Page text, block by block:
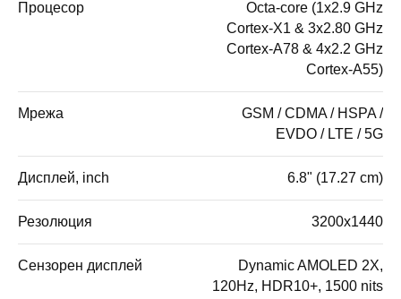
Процесор
Octa-core (1x2.9 GHz
Cortex-X1 & 3x2.80 GHz
Cortex-A78 & 4x2.2 GHz
Cortex-A55)
Мрежа
GSM / CDMA / HSPA /
EVDO / LTE / 5G
Дисплей, inch 6.8" (17.27 cm)
Резолюция 3200x1440
Сензорен дисплей
Dynamic AMOLED 2X,
120Hz, HDR10+, 1500 nits